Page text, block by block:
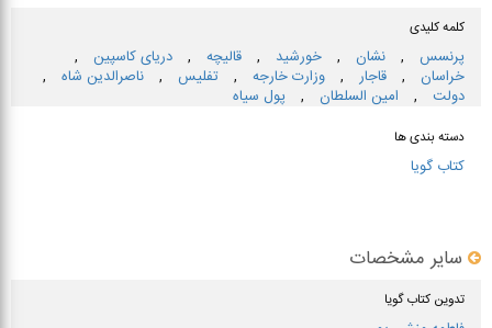
کلمه کلیدی
پرنسس , نشان , خورشید , قالیچه , دریای كاسپین
,
خراسان
, قاجار , وزارت خارجه , تفلیس , ناصرالدین شاه
,
دولت
, امین السلطان , پول سیاه
دسته بندی ها
کتاب گویا
سایر مشخصات
تدوین کتاب گویا